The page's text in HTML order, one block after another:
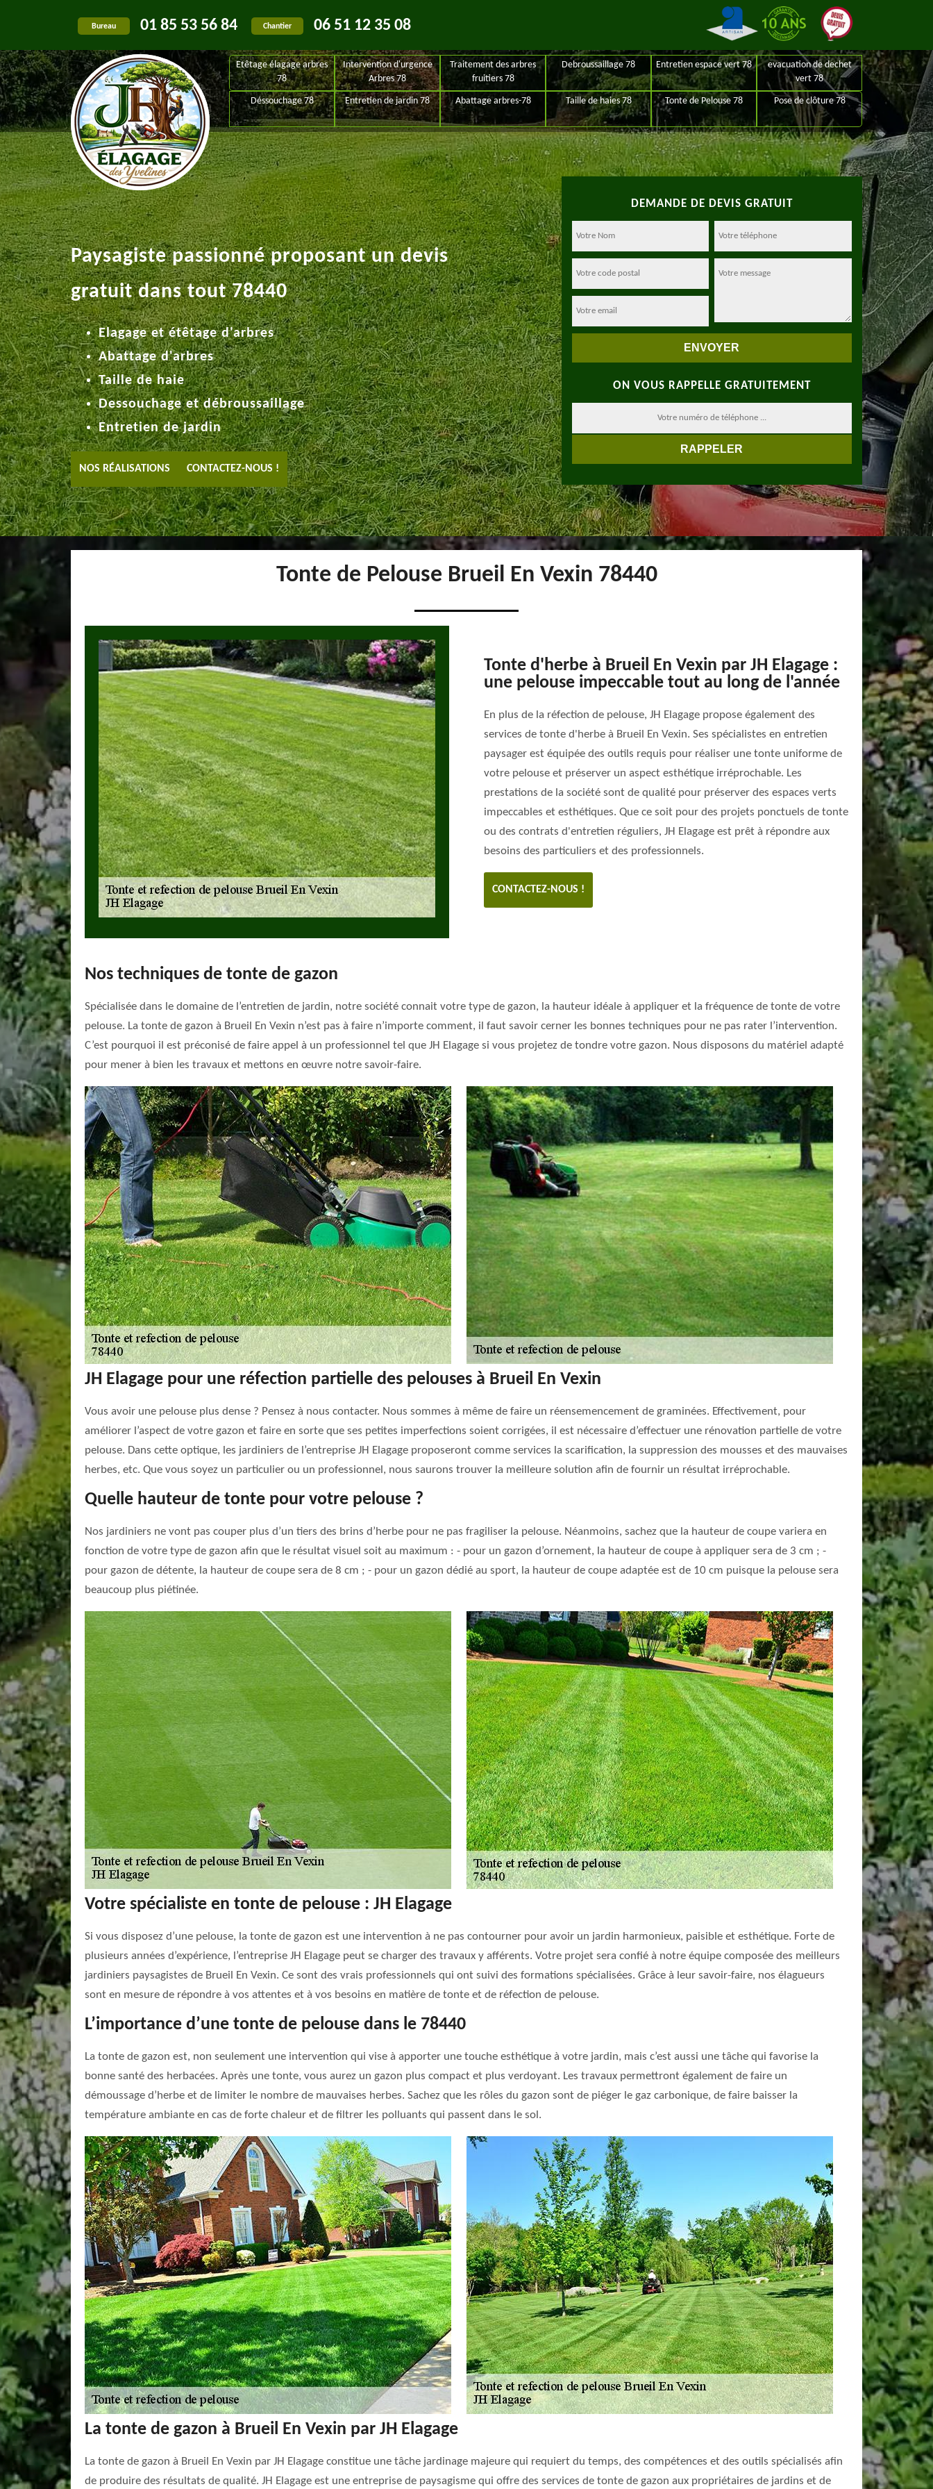
Bureau 01 85 53 56 84 Chantier 06 51 12 35 08
Etêtage élagage arbres
78
Intervention d'urgence
Arbres 78
Traitement des arbres
fruitiers 78
Debroussaillage 78 Entretien espace vert 78
evacuation de dechet
vert 78
Déssouchage 78 Entretien de jardin 78 Abattage arbres-78 Taille de haies 78 Tonte de Pelouse 78 Pose de clôture 78
DEMANDE DE DEVIS GRATUIT
ON VOUS RAPPELLE GRATUITEMENT
Paysagiste passionné proposant un devis
gratuit dans tout 78440
Elagage et étêtage d'arbres
Abattage d'arbres
Taille de haie
Dessouchage et débroussaillage
Entretien de jardin
NOS RÉALISATIONS CONTACTEZ-NOUS !
Tonte de Pelouse Brueil En Vexin 78440
Tonte d'herbe à Brueil En Vexin par JH Elagage :
une pelouse impeccable tout au long de l'année
En plus de la réfection de pelouse, JH Elagage propose également des
services de tonte d'herbe à Brueil En Vexin. Ses spécialistes en entretien
paysager est équipée des outils requis pour réaliser une tonte uniforme de
votre pelouse et préserver un aspect esthétique irréprochable. Les
prestations de la société sont de qualité pour préserver des espaces verts
impeccables et esthétiques. Que ce soit pour des projets ponctuels de tonte
ou des contrats d'entretien réguliers, JH Elagage est prêt à répondre aux
besoins des particuliers et des professionnels.
CONTACTEZ-NOUS !
Nos techniques de tonte de gazon
Spécialisée dans le domaine de l’entretien de jardin, notre société connait votre type de gazon, la hauteur idéale à appliquer et la fréquence de tonte de votre
pelouse. La tonte de gazon à Brueil En Vexin n’est pas à faire n’importe comment, il faut savoir cerner les bonnes techniques pour ne pas rater l’intervention.
C’est pourquoi il est préconisé de faire appel à un professionnel tel que JH Elagage si vous projetez de tondre votre gazon. Nous disposons du matériel adapté
pour mener à bien les travaux et mettons en œuvre notre savoir-faire.
JH Elagage pour une réfection partielle des pelouses à Brueil En Vexin
Vous avoir une pelouse plus dense ? Pensez à nous contacter. Nous sommes à même de faire un réensemencement de graminées. Effectivement, pour
améliorer l’aspect de votre gazon et faire en sorte que ses petites imperfections soient corrigées, il est nécessaire d’effectuer une rénovation partielle de votre
pelouse. Dans cette optique, les jardiniers de l’entreprise JH Elagage proposeront comme services la scarification, la suppression des mousses et des mauvaises
herbes, etc. Que vous soyez un particulier ou un professionnel, nous saurons trouver la meilleure solution afin de fournir un résultat irréprochable.
Quelle hauteur de tonte pour votre pelouse ?
Nos jardiniers ne vont pas couper plus d’un tiers des brins d’herbe pour ne pas fragiliser la pelouse. Néanmoins, sachez que la hauteur de coupe variera en
fonction de votre type de gazon afin que le résultat visuel soit au maximum : - pour un gazon d’ornement, la hauteur de coupe à appliquer sera de 3 cm ; -
pour gazon de détente, la hauteur de coupe sera de 8 cm ; - pour un gazon dédié au sport, la hauteur de coupe adaptée est de 10 cm puisque la pelouse sera
beaucoup plus piétinée.
Votre spécialiste en tonte de pelouse : JH Elagage
Si vous disposez d’une pelouse, la tonte de gazon est une intervention à ne pas contourner pour avoir un jardin harmonieux, paisible et esthétique. Forte de
plusieurs années d’expérience, l’entreprise JH Elagage peut se charger des travaux y afférents. Votre projet sera confié à notre équipe composée des meilleurs
jardiniers paysagistes de Brueil En Vexin. Ce sont des vrais professionnels qui ont suivi des formations spécialisées. Grâce à leur savoir-faire, nos élagueurs
sont en mesure de répondre à vos attentes et à vos besoins en matière de tonte et de réfection de pelouse.
L’importance d’une tonte de pelouse dans le 78440
La tonte de gazon est, non seulement une intervention qui vise à apporter une touche esthétique à votre jardin, mais c’est aussi une tâche qui favorise la
bonne santé des herbacées. Après une tonte, vous aurez un gazon plus compact et plus verdoyant. Les travaux permettront également de faire un
démoussage d’herbe et de limiter le nombre de mauvaises herbes. Sachez que les rôles du gazon sont de piéger le gaz carbonique, de faire baisser la
température ambiante en cas de forte chaleur et de filtrer les polluants qui passent dans le sol.
La tonte de gazon à Brueil En Vexin par JH Elagage
La tonte de gazon à Brueil En Vexin par JH Elagage constitue une tâche jardinage majeure qui requiert du temps, des compétences et des outils spécialisés afin
de produire des résultats de qualité. JH Elagage est une entreprise de paysagisme qui offre des services de tonte de gazon aux propriétaires de jardins et de